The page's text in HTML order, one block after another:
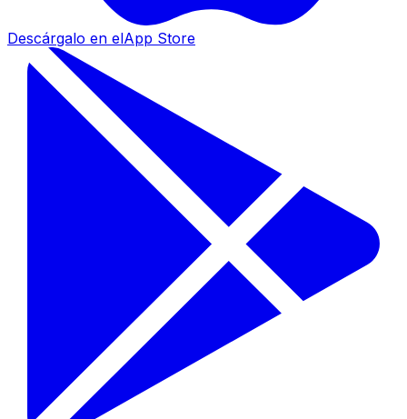
Descárgalo en elApp Store